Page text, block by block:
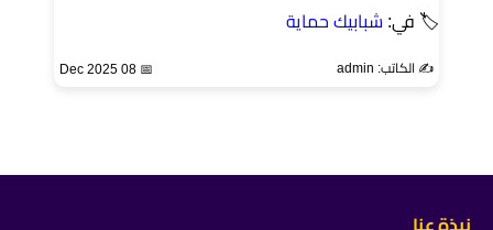
🏷 في: شبابيك حماية
✍️ الكاتب: admin 📅 08 Dec 2025